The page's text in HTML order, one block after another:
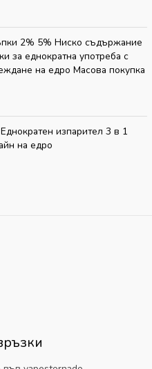
2% 5% Ниско съдържание
за еднократна употреба с
на едро Масова покупка
изпарител 3 в 1
на едро